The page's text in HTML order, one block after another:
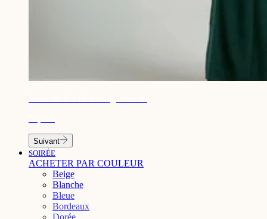
Suivant
SOIRÉE
ACHETER PAR COULEUR
Beige
Blanche
Bleue
Bordeaux
Dorée